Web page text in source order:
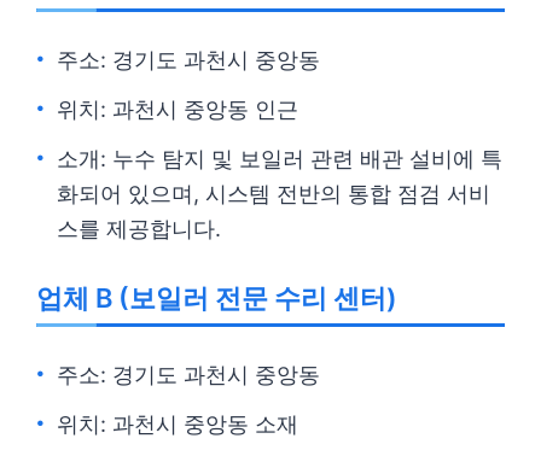
주소: 경기도 과천시 중앙동
위치: 과천시 중앙동 인근
소개: 누수 탐지 및 보일러 관련 배관 설비에 특
화되어 있으며, 시스템 전반의 통합 점검 서비
스를 제공합니다.
업체 B (보일러 전문 수리 센터)
주소: 경기도 과천시 중앙동
위치: 과천시 중앙동 소재